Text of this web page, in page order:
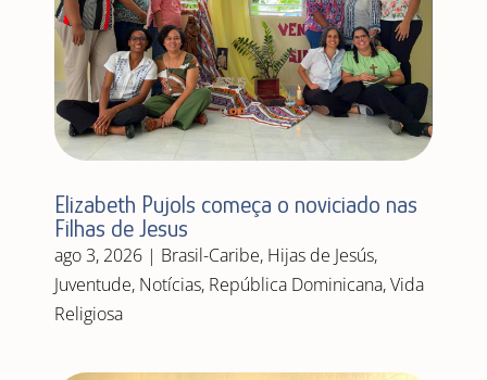
Elizabeth Pujols começa o noviciado nas
Filhas de Jesus
ago 3, 2026| Brasil-Caribe, Hijas de Jesús,
Juventude, Notícias, República Dominicana,Vida
Religiosa